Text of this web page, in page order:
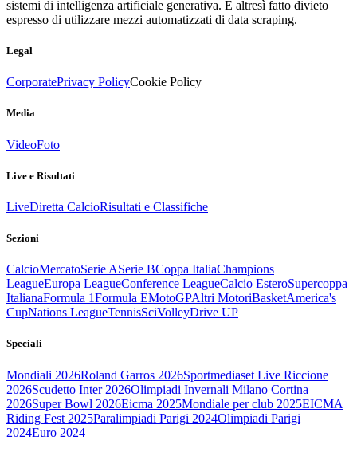
sistemi di intelligenza artificiale generativa. È altresì fatto divieto
espresso di utilizzare mezzi automatizzati di data scraping.
Legal
CorporatePrivacy PolicyCookie Policy
Media
VideoFoto
Live e Risultati
LiveDiretta CalcioRisultati e Classifiche
Sezioni
CalcioMercatoSerie ASerie BCoppa ItaliaChampions
LeagueEuropa LeagueConference LeagueCalcio EsteroSupercoppa
ItalianaFormula 1Formula EMotoGPAltri MotoriBasketAmerica's
CupNations LeagueTennisSciVolleyDrive UP
Speciali
Mondiali 2026Roland Garros 2026Sportmediaset Live Riccione
2026Scudetto Inter 2026Olimpiadi Invernali Milano Cortina
2026Super Bowl 2026Eicma 2025Mondiale per club 2025EICMA
Riding Fest 2025Paralimpiadi Parigi 2024Olimpiadi Parigi
2024Euro 2024